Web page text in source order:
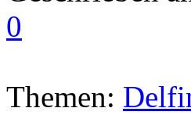
0
Themen: